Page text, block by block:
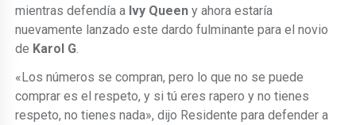
mientras defendía a Ivy Queen y ahora estaría
nuevamente lanzado este dardo fulminante para el novio
de Karol G
«Los números se compran, pero lo que no se puede
comprar es el respeto, y si tú eres rapero y no tienes
respeto, no tienes nada», dijo Residente para defender a